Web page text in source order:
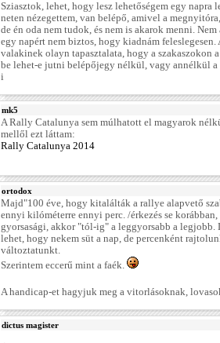
Sziasztok, lehet, hogy lesz lehetőségem egy napra
neten nézegettem, van belépő, amivel a
de én oda nem tudok, és nem is akarok menni.
egy napért nem biztos, hogy kiadnám
valakinek olayn tapasztalata, hogy a szakaszokon
be lehet-e jutni belépőjegy nélkül, vagy annélkül
i
mk5
A Rally Catalunya sem múlhatott el magyarok
mellől ezt láttam:
Rally Catalunya 2014
ortodox
Majd"100 éve, hogy kitalálták a rallye alapvető
ennyi kilóméterre ennyi perc. /érkezés se
gyorsasági, akkor "tól-ig" a leggyorsabb a legjobb.
lehet, hogy nekem süt a nap, de percenként
változtatunkt.
Szerintem eccerű mint a faék.
A handicap-et hagyjuk meg a vitorlásoknak,
dictus magister